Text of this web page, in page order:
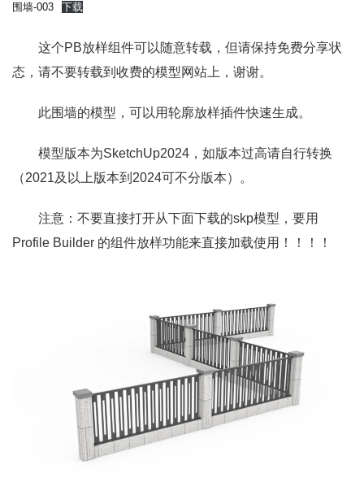
围墙-003 下载
这个PB放样组件可以随意转载，但请保持免费分享状
态，请不要转载到收费的模型网站上，谢谢。
此围墙的模型，可以用轮廓放样插件快速生成。
模型版本为SketchUp2024，如版本过高请自行转换
（2021及以上版本到2024可不分版本）。
注意：不要直接打开从下面下载的skp模型，要用
Profile Builder 的组件放样功能来直接加载使用！！！！